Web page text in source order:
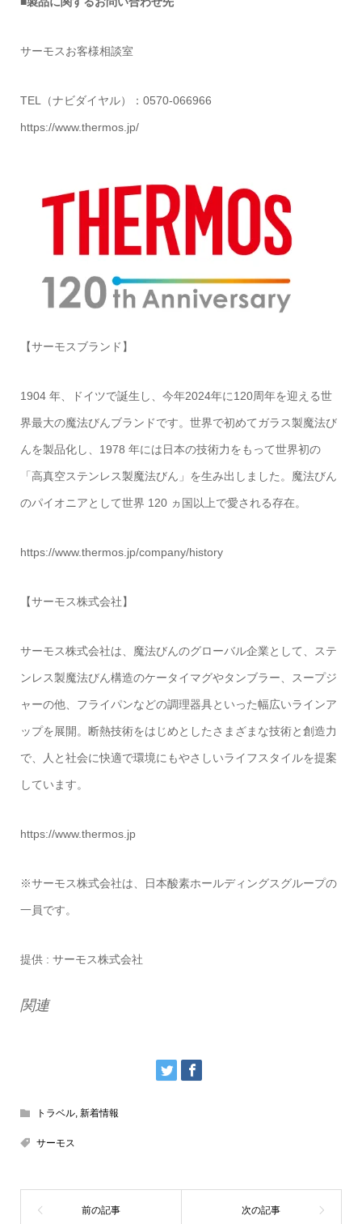
サーモスお客様相談室
TEL（ナビダイヤル）：0570-066966
https://www.thermos.jp/
【サーモスブランド】
1904 年、ドイツで誕生し、今年2024年に120周年を迎える世
界最大の魔法びんブランドです。世界で初めてガラス製魔法び
んを製品化し、1978 年には日本の技術力をもって世界初の
「高真空ステンレス製魔法びん」を生み出しました。魔法びん
のパイオニアとして世界 120 ヵ国以上で愛される存在。
https://www.thermos.jp/company/history
【サーモス株式会社】
サーモス株式会社は、魔法びんのグローバル企業として、ステ
ンレス製魔法びん構造のケータイマグやタンブラー、スープジ
ャーの他、フライパンなどの調理器具といった幅広いラインア
ップを展開。断熱技術をはじめとしたさまざまな技術と創造力
で、人と社会に快適で環境にもやさしいライフスタイルを提案
しています。
https://www.thermos.jp
※サーモス株式会社は、日本酸素ホールディングスグループの
一員です。
提供 : サーモス株式会社
関連
トラベル, 新着情報
サーモス